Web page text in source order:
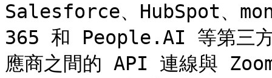
Salesforce、HubSpot、
365 和 People.AI 等第三方
應商之間的 API 連線與